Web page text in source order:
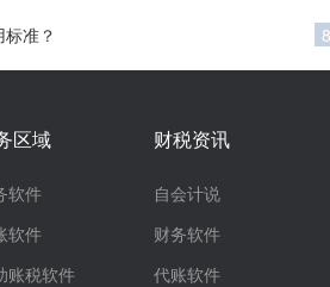
准？ 8
区域
软件
软件
账税软件
财税资讯
自会计说
财务软件
代账软件